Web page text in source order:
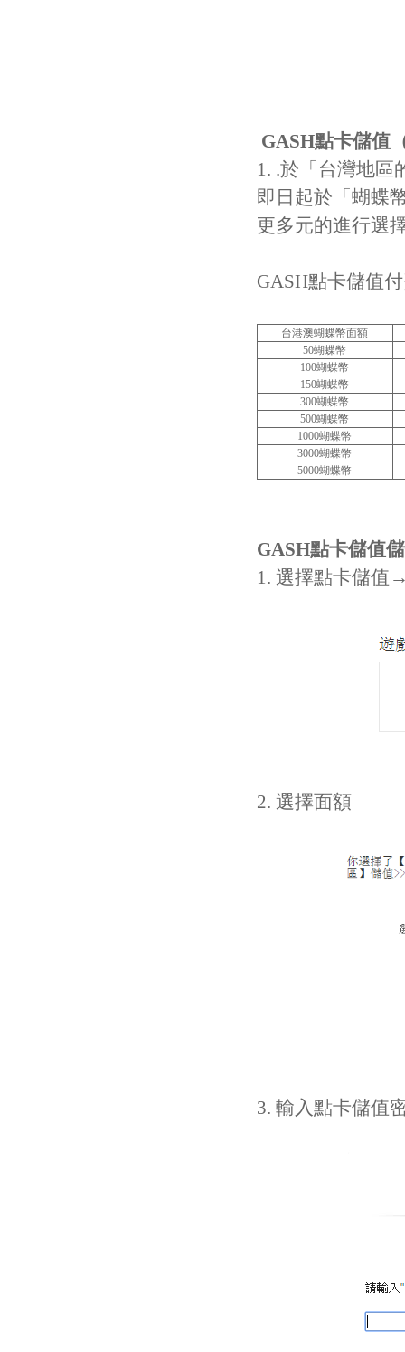
GASH點卡儲值
1. .於「台灣地區
即日起於「蝴蝶
更多元的進行選
GASH點卡儲值
台港澳蝴蝶幣面額
50蝴蝶幣
100蝴蝶幣
150蝴蝶幣
300蝴蝶幣
500蝴蝶幣
1000蝴蝶幣
3000蝴蝶幣
5000蝴蝶幣
GASH點卡儲值
1. 選擇點卡儲值
2. 選擇面額
3. 輸入點卡儲值